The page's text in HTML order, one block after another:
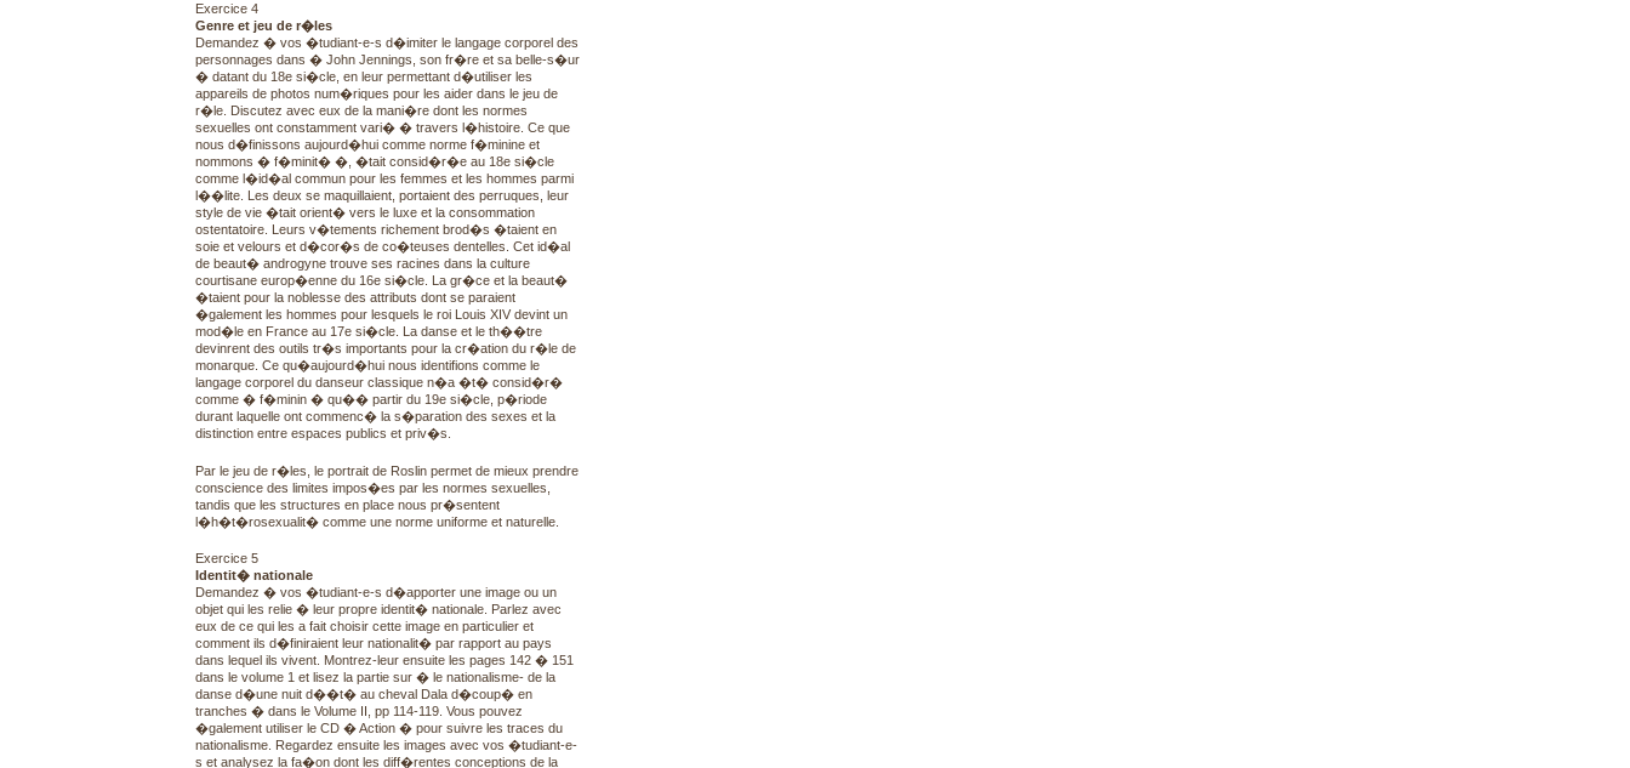
Exercice 4
Genre et jeu de r�les
Demandez � vos �tudiant-e-s d�imiter le langage corporel des
personnages dans � John Jennings, son fr�re et sa belle-s�ur
� datant du 18e si�cle, en leur permettant d�utiliser les
appareils de photos num�riques pour les aider dans le jeu de
r�le. Discutez avec eux de la mani�re dont les normes
sexuelles ont constamment vari� � travers l�histoire. Ce que
nous d�finissons aujourd�hui comme norme f�minine et
nommons � f�minit� �, �tait consid�r�e au 18e si�cle
comme l�id�al commun pour les femmes et les hommes parmi
l��lite. Les deux se maquillaient, portaient des perruques, leur
style de vie �tait orient� vers le luxe et la consommation
ostentatoire. Leurs v�tements richement brod�s �taient en
soie et velours et d�cor�s de co�teuses dentelles. Cet id�al
de beaut� androgyne trouve ses racines dans la culture
courtisane europ�enne du 16e si�cle. La gr�ce et la beaut�
�taient pour la noblesse des attributs dont se paraient
�galement les hommes pour lesquels le roi Louis XIV devint un
mod�le en France au 17e si�cle. La danse et le th��tre
devinrent des outils tr�s importants pour la cr�ation du r�le de
monarque. Ce qu�aujourd�hui nous identifions comme le
langage corporel du danseur classique n�a �t� consid�r�
comme � f�minin � qu�� partir du 19e si�cle, p�riode
durant laquelle ont commenc� la s�paration des sexes et la
distinction entre espaces publics et priv�s.
Par le jeu de r�les, le portrait de Roslin permet de mieux prendre
conscience des limites impos�es par les normes sexuelles,
tandis que les structures en place nous pr�sentent
l�h�t�rosexualit� comme une norme uniforme et naturelle.
Exercice 5
Identit� nationale
Demandez � vos �tudiant-e-s d�apporter une image ou un
objet qui les relie � leur propre identit� nationale. Parlez avec
eux de ce qui les a fait choisir cette image en particulier et
comment ils d�finiraient leur nationalit� par rapport au pays
dans lequel ils vivent. Montrez-leur ensuite les pages 142 � 151
dans le volume 1 et lisez la partie sur � le nationalisme- de la
danse d�une nuit d��t� au cheval Dala d�coup� en
tranches � dans le Volume II, pp 114-119. Vous pouvez
�galement utiliser le CD � Action � pour suivre les traces du
nationalisme. Regardez ensuite les images avec vos �tudiant-e-
s et analysez la fa�on dont les diff�rentes conceptions de la